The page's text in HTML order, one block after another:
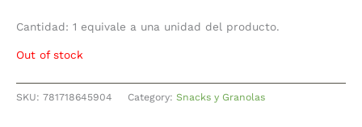
Cantidad: 1 equivale a una unidad del producto.
Out of stock
SKU: 781718645904 Category: Snacks y Granolas